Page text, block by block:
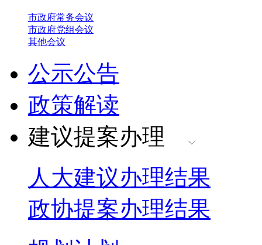
市政府常务会议
市政府党组会议
其他会议
公示公告
政策解读
建议提案办理
人大建议办理结果
政协提案办理结果